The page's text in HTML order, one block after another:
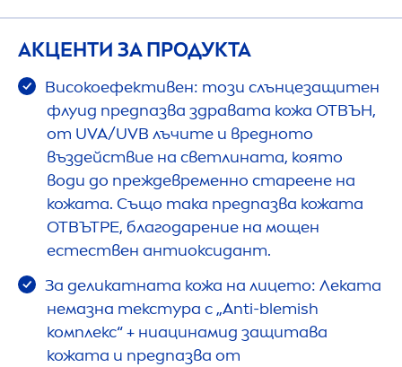
АКЦЕНТИ ЗА ПРОДУКТА
Високоефективен: този слънцезащитен
флуид предпазва здравата кожа ОТВЪН,
от UVA/UVB лъчите и вредното
въздействие на светлината, която
води до преждевременно стареене на
кожата. Също така предпазва кожата
ОТВЪТРЕ, благодарение на мощен
естествен антиоксидант.
За деликатната кожа на лицето: Леката
немазна текстура с „Аnti-blemish
комплекс“ + ниацинамид защитава
кожата и предпазва от